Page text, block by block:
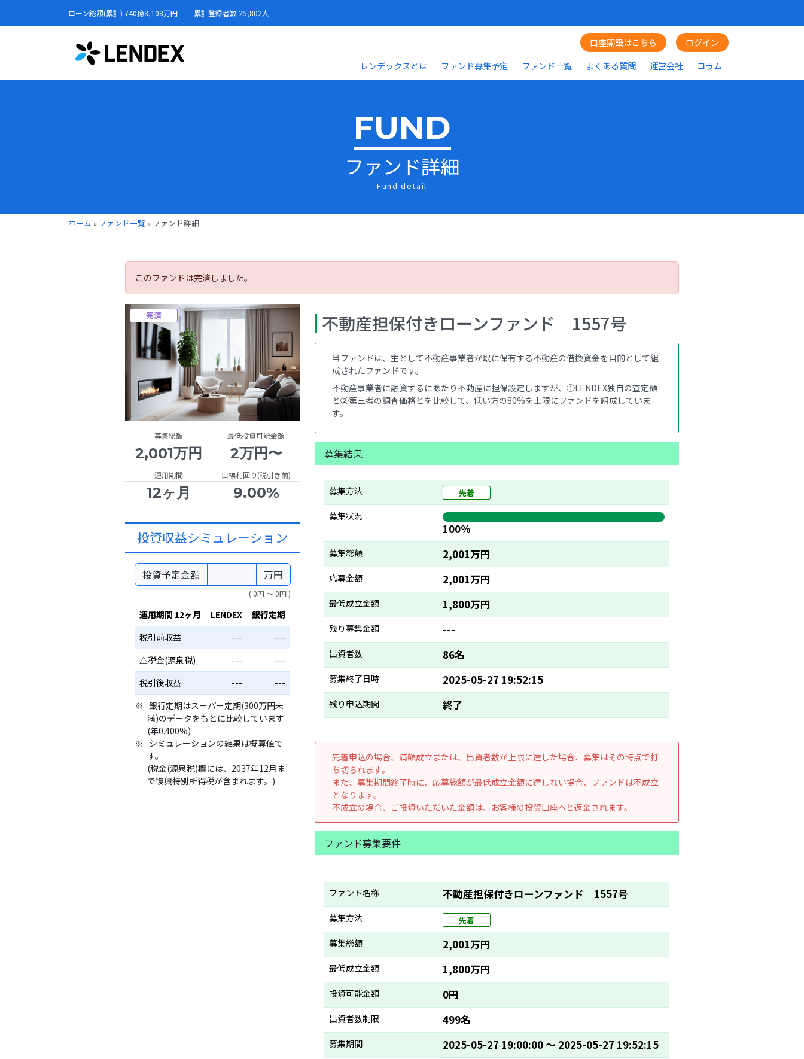
ローン総額(累計) 740億8,108万円 累計登録者数 25,802人
口座開設はこちら ログイン
レンデックスとは ファンド募集予定 ファンド一覧 よくある質問 運営会社 コラム
FUND
ファンド詳細
Fund detail
ホーム » ファンド一覧 » ファンド詳細
このファンドは完済しました。
完済
募集総額 最低投資可能金額
2,001万円 2万円〜
運用期間 目標利回り(税引き前)
12ヶ月 9.00%
投資収益シミュレーション
投資予定金額 万円
( 0円 〜 0円 )
運用期間 12ヶ月 LENDEX
銀行定期
税引前収益
---
---
△税金(源泉税)
---
---
税引後収益
---
---
銀行定期はスーパー定期(300万円未
満)のデータをもとに比較しています
(年0.400%)
シミュレーションの結果は概算値で
す。
(税金(源泉税)欄には、2037年12月ま
で復興特別所得税が含まれます。)
不動産担保付きローンファンド 1557号
当ファンドは、主として不動産事業者が既に保有する不動産の借換資金を目的として組
成されたファンドです。
不動産事業者に融資するにあたり不動産に担保設定しますが、①LENDEX独自の査定額
と②第三者の調査価格とを比較して、低い方の80%を上限にファンドを組成していま
す。
募集結果
募集方法 先着
募集状況
100%
募集総額 2,001万円
応募金額 2,001万円
最低成立金額 1,800万円
残り募集金額 ---
出資者数 86名
募集終了日時 2025-05-27 19:52:15
残り申込期間 終了
先着申込の場合、満額成立または、出資者数が上限に達した場合、募集はその時点で打
ち切られます。
また、募集期間終了時に、応募総額が最低成立金額に達しない場合、ファンドは不成立
となります。
不成立の場合、ご投資いただいた金額は、お客様の投資口座へと返金されます。
ファンド募集要件
ファンド名称 不動産担保付きローンファンド 1557号
募集方法 先着
募集総額 2,001万円
最低成立金額 1,800万円
投資可能金額 0円
出資者数制限 499名
募集期間 2025-05-27 19:00:00 〜 2025-05-27 19:52:15